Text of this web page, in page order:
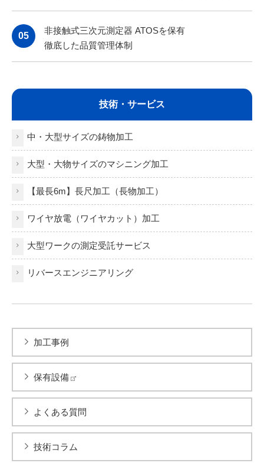
05
非接触式三次元測定器 ATOSを保有
徹底した品質管理体制
技術・サービス
中・大型サイズの鋳物加工
大型・大物サイズのマシニング加工
【最長6m】長尺加工（長物加工）
ワイヤ放電（ワイヤカット）加工
大型ワークの測定受託サービス
リバースエンジニアリング
加工事例
保有設備
よくある質問
技術コラム